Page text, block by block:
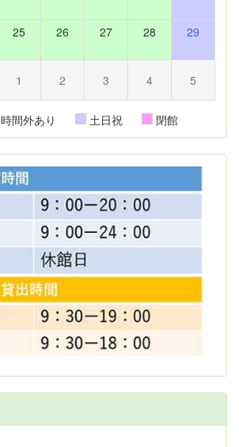
25 26 27 28 29
1 2 3 4 5
時間外あり 土日祝 閉館